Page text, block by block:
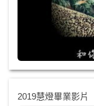
2019慧燈畢業影片